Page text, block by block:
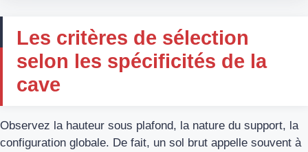
Les critères de sélection
selon les spécificités de la
cave
Observez la hauteur sous plafond, la nature du support, la
configuration globale. De fait, un sol brut appelle souvent à